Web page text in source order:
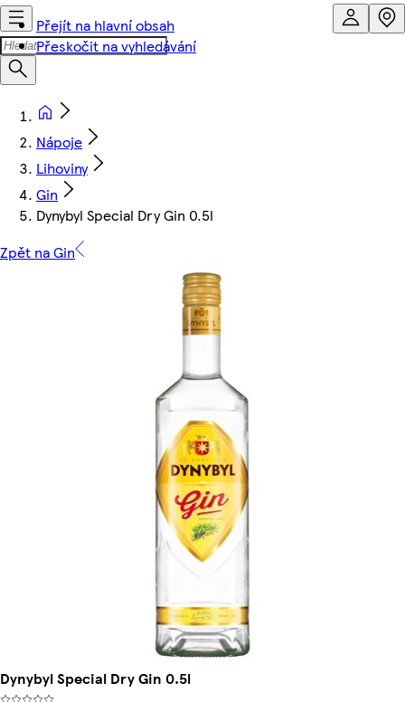
Přejít na hlavní obsah
Přeskočit na vyhledávání
Nápoje
Lihoviny
Gin
Dynybyl Special Dry Gin 0.5l
Zpět na Gin
Dynybyl Special Dry Gin 0.5l